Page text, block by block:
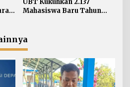
Awak Kapal
UBT Kukuhkan 2.137
Mahasiswa Baru Tahun